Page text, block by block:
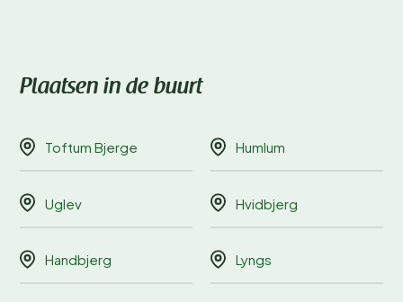
Plaatsen in de buurt
Toftum Bjerge Humlum
Uglev Hvidbjerg
Handbjerg Lyngs